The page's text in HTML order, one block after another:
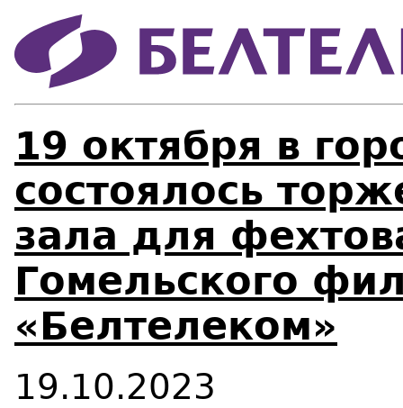
19 октября в
состоялось
зала для
Гомельского
«Белтелеком»
19.10.2023